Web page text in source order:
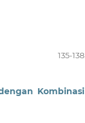
135-138
Kombinasi